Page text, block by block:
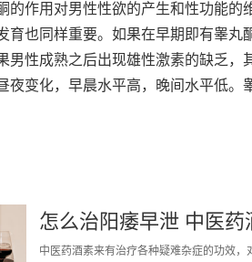
的作用对男性性欲的产生和性功能
育也同样重要。如果在早期即有睾
男性成熟之后出现雄性激素的缺乏
夜变化，早晨水平高，晚间水平低。
怎么治阳痿早泄 中医药
中医药酒素来有治疗各种疑难杂症的功效